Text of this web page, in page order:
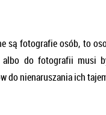
są fotografie osób, to
albo do fotografii musi
do nienaruszania ich